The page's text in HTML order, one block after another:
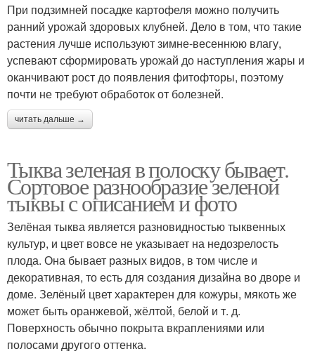
При подзимней посадке картофеля можно получить
ранний урожай здоровых клубней. Дело в том, что такие
растения лучше используют зимне-весеннюю влагу,
успевают сформировать урожай до наступления жары и
оканчивают рост до появления фитофторы, поэтому
почти не требуют обработок от болезней.
читать дальше →
Тыква зеленая в полоску бывает.
Сортовое разнообразие зеленой
тыквы с описанием и фото
Зелёная тыква является разновидностью тыквенных
культур, и цвет вовсе не указывает на недозрелость
плода. Она бывает разных видов, в том числе и
декоративная, то есть для создания дизайна во дворе и
доме. Зелёный цвет характерен для кожуры, мякоть же
может быть оранжевой, жёлтой, белой и т. д.
Поверхность обычно покрыта вкраплениями или
полосами другого оттенка.